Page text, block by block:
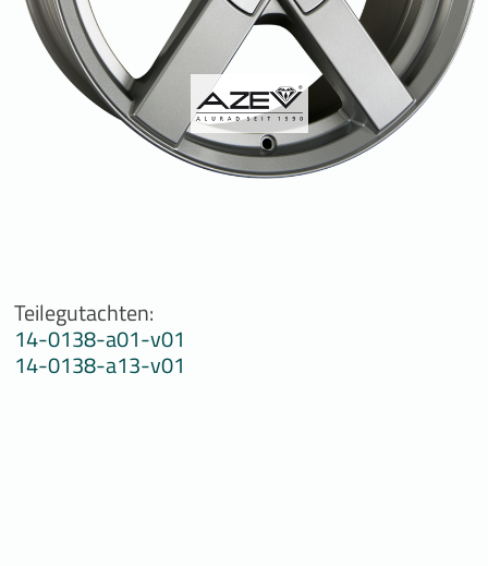
Teilegutachten:
14-0138-a01-v01
14-0138-a13-v01